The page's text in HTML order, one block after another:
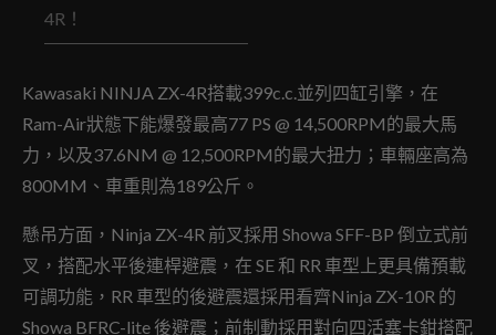
4R！
Kawasaki NINJA ZX-4R搭載399c.c.並列四缸引擎，在
Ram-Air狀態下能爆發最高77 PS @ 14,500RPM的最大馬
力，以及37.6NM @ 12,500RPM的最大扭力；車輛座高為
800MM、車重則為189公斤。
懸吊方面，Ninja ZX-4R 前叉採用 Showa SFF-BP 倒立式前
叉，搭配水平後連桿避震，在 SE 和 RR 車型上更具備預載
可調功能，RR 車型的後避震還採用看齊Ninja ZX-10R 的
Showa BFRC-lite 後避震；前制動採用對向四活塞卡鉗搭配